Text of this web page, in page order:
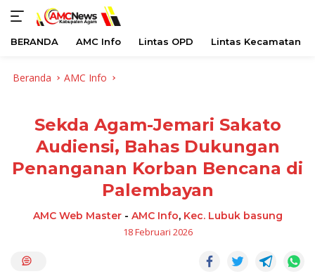
BERANDA AMC Info Lintas OPD Lintas Kecamatan
Beranda AMC Info
Sekda Agam-Jemari Sakato
Audiensi, Bahas Dukungan
Penanganan Korban Bencana di
Palembayan
AMC Web Master- AMC Info, Kec. Lubuk basung
18 Februari 2026